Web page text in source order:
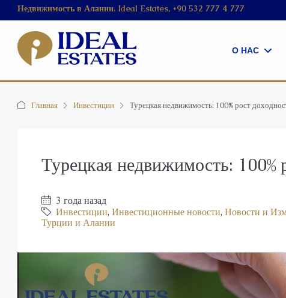
Недвижимость в Алании. Ideal Estates, +90 532 777 4 777
О НАС
Главная Инвестиции Турецкая недвижимость: 100% рост
Турецкая недвижимость: 100%
3 года назад
Инвестиции, Инвестиционные новости, Новости и
Турции и Алании